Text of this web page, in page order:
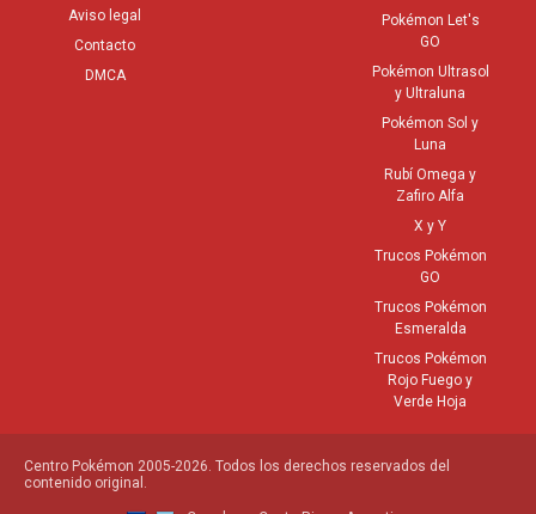
Aviso legal
Contacto
DMCA
Pokémon Let's
GO
Pokémon Ultrasol
y Ultraluna
Pokémon Sol y
Luna
Rubí Omega y
Zafiro Alfa
X y Y
Trucos Pokémon
GO
Trucos Pokémon
Esmeralda
Trucos Pokémon
Rojo Fuego y
Verde Hoja
Centro Pokémon 2005-2026. Todos los derechos reservados del
contenido original.